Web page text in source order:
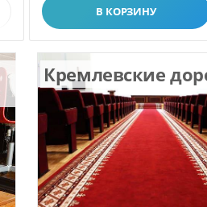
В КОРЗИНУ
Кремлевские